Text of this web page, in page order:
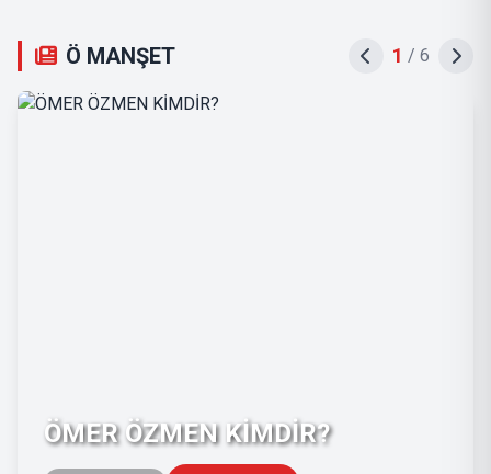
Ö MANŞET 2 / 6
ÖZGÜR KARAÇAY KİMDİR?